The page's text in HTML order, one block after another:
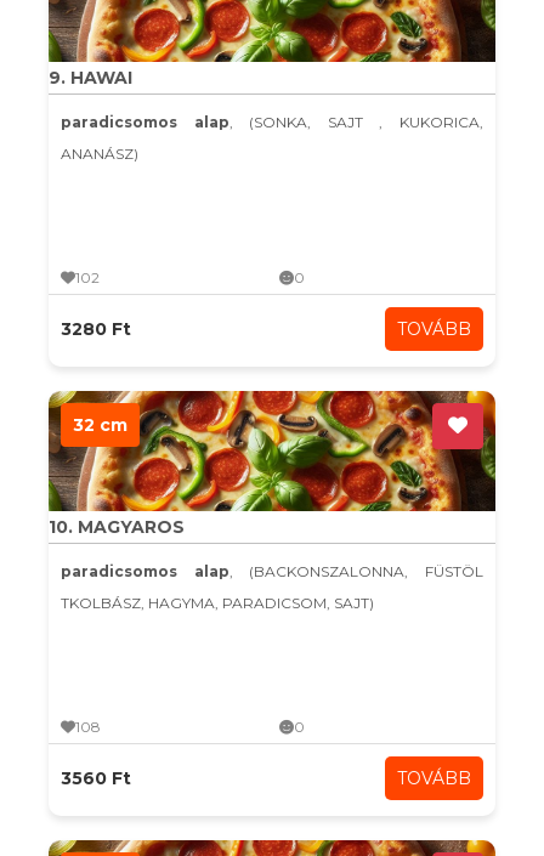
9. HAWAI
paradicsomos alap, (SONKA, SAJT , KUKORICA,
ANANÁSZ)
102 0
3280 Ft TOVÁBB
32 cm
10. MAGYAROS
paradicsomos alap, (BACKONSZALONNA, FÜSTÖL
TKOLBÁSZ, HAGYMA, PARADICSOM, SAJT)
108 0
3560 Ft TOVÁBB